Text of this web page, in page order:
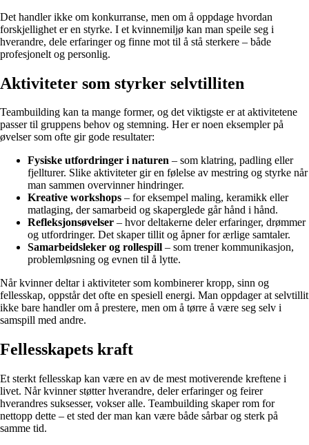
Det handler ikke om konkurranse, men om å oppdage hvordan
forskjellighet er en styrke. I et kvinnemiljø kan man speile seg i
hverandre, dele erfaringer og finne mot til å stå sterkere – både
profesjonelt og personlig.
Aktiviteter som styrker selvtilliten
Teambuilding kan ta mange former, og det viktigste er at aktivitetene
passer til gruppens behov og stemning. Her er noen eksempler på
øvelser som ofte gir gode resultater:
Fysiske utfordringer i naturen – som klatring, padling eller
fjellturer. Slike aktiviteter gir en følelse av mestring og styrke når
man sammen overvinner hindringer.
Kreative workshops – for eksempel maling, keramikk eller
matlaging, der samarbeid og skaperglede går hånd i hånd.
Refleksjonsøvelser – hvor deltakerne deler erfaringer, drømmer
og utfordringer. Det skaper tillit og åpner for ærlige samtaler.
Samarbeidsleker og rollespill – som trener kommunikasjon,
problemløsning og evnen til å lytte.
Når kvinner deltar i aktiviteter som kombinerer kropp, sinn og
fellesskap, oppstår det ofte en spesiell energi. Man oppdager at selvtillit
ikke bare handler om å prestere, men om å tørre å være seg selv i
samspill med andre.
Fellesskapets kraft
Et sterkt fellesskap kan være en av de mest motiverende kreftene i
livet. Når kvinner støtter hverandre, deler erfaringer og feirer
hverandres suksesser, vokser alle. Teambuilding skaper rom for
nettopp dette – et sted der man kan være både sårbar og sterk på
samme tid.